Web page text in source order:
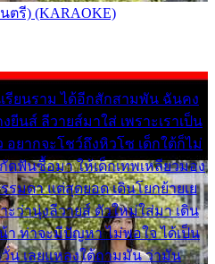
ตรี) (KARAOKE)
รียนราม ได้อีกสักสามพัน ฉันคง
ยีนส์ ลีวายส์มาใส่ เพราะเราเป็น
อยากจะโชว์ถึงหิวโซ เด็กใต้ก็ไม่
ฟันซื้อมา ให้เด็กเทพเหลียวมอง
รมดา แต่สุดยอด เดินโยกย้ายเย
ะว่านุ่งลีวายส์ ตัวใหม่ใส่มา เดิน
า ท่าจะมีปัญหา ไม่พอใจ ได้เป็น
น เลยแหลงใต้ถามมัน ว่ามัน